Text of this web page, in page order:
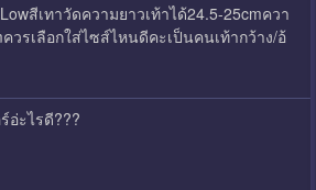
สีเทาวัดความยาวเท้าได้24.5-25cmควา
วรเลือกใส่ไซส์ไหนดีคะเป็นคนเท้ากว้าง/อ้
อ่ะไรดี???